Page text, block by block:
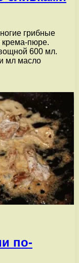
грибные
крема-пюре.
600 мл.
мл масло
по-